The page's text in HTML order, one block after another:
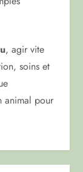
, agir vite
soins et
animal pour